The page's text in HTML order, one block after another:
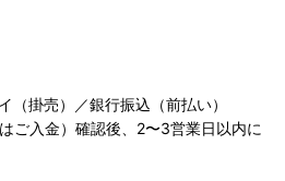
掛売）／銀行振込（前払い）
ご入金）確認後、2〜3営業日以内に